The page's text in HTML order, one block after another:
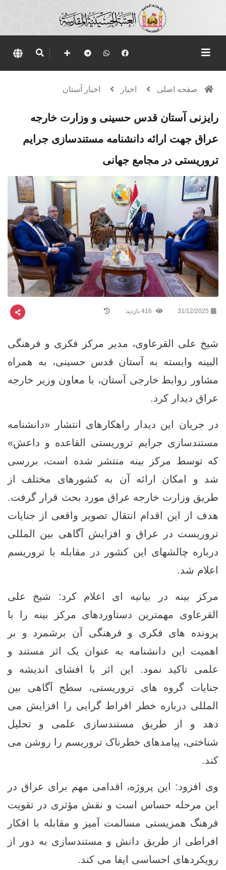
صفحه اصلی اخبار اخبار آستان
رایزنی آستان قدس حسینی و وزارت خارجه
عراق جهت ارائه دانشنامه مستندسازی جرایم
تروریستی در مجامع جهانی
31/12/2025
شیخ علی القرعاوی، مدیر مرکز فکری و فرهنگی
البینه وابسته به آستان قدس حسینی، به همراه
مشاور روابط خارجی آستان، با معاون وزیر خارجه
عراق دیدار کرد.
در جریان این دیدار راهکارهای انتشار «دانشنامه
مستندسازی جرایم تروریستی القاعده و داعش»
که توسط مرکز بینه منتشر شده است، بررسی
شد و امکان ارائه آن به کشورهای مختلف از
طریق وزارت خارجه عراق مورد بحث قرار گرفت.
هدف از این اقدام انتقال تصویر واقعی از جنایات
تروریست در عراق و افزایش آگاهی بین ‌المللی
درباره چالشهای این کشور در مقابله با تروریسم
اعلام شد.
مرکز بینه در بیانیه ‌ای اعلام کرد: شیخ علی
القرعاوی مهمترین دستاوردهای مرکز بینه را با
پرونده‌ های فکری و فرهنگی آن برشمرد و بر
اهمیت این دانشنامه به عنوان یک اثر مستند و
علمی تاکید نمود. این اثر با افشای اندیشه و
جنایات گروه‌ های تروریستی، سطح آگاهی بین
‌المللی درباره خطر افراط‌ گرایی را افزایش می
‌دهد و از طریق مستندسازی علمی و تحلیل
شناختی، پیامدهای خطرناک تروریسم را روشن می
‌کند.
وی افزود: این پروژه، اقدامی مهم برای عراق در
این مرحله حساس است و نقش مؤثری در تقویت
فرهنگ همزیستی مسالمت ‌آمیز و مقابله با افکار
افراطی از طریق دانش و مستندسازی به دور از
رویکردهای احساسی ایفا می‌ کند.